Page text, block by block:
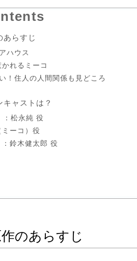
あらすじ
ハウス
れるミーコ
！住人の人間関係も見どころ
キャストは？
松永純 役
ーコ）役
鈴木健太郎 役
のあらすじ